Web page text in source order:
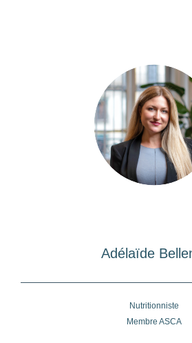
Adélaïde
Nutritionniste
Membre ASCA